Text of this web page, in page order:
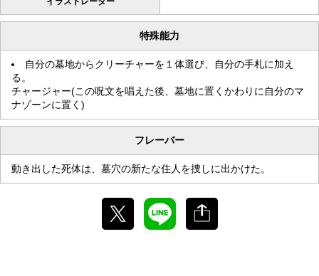
特殊能力
自分の墓地からクリーチャーを１体選び、自分の手札に加え
る。
チャージャー(この呪文を唱えた後、墓地に置くかわりに自分のマ
ナゾーンに置く)
フレーバー
動き出した死体は、墓穴の新たな住人を捜しに出かけた。